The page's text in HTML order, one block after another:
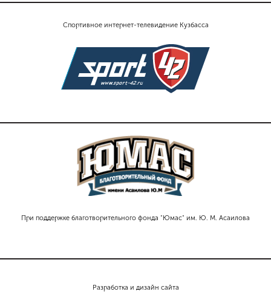
Спортивное интернет-телевидение Кузбасса
При поддержке благотворительного фонда "Юмас" им. Ю. М. Асаилова
Разработка и дизайн сайта